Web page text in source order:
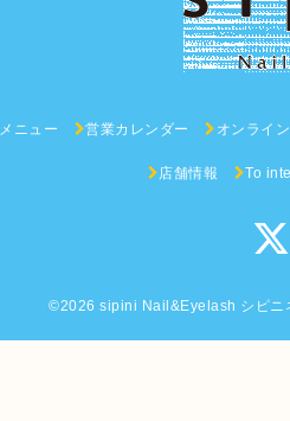
メニュー 営業カレンダー オンライ
店舗情報 To
©2026sipini Nail&Eyelash シピニ